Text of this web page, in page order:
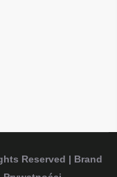
Reserved | Brand